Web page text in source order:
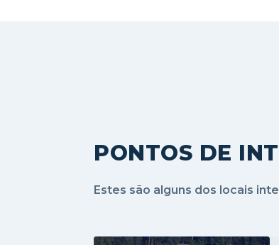
PONTOS DE
Estes são alguns dos locais